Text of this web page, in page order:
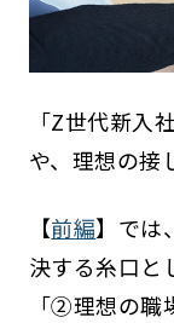
「Z世代新入
や、理想の
【前編】では
決する糸口と
「②理想の